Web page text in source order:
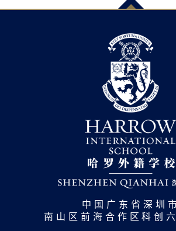
中国广东省深圳市
南山区前海合作区科创